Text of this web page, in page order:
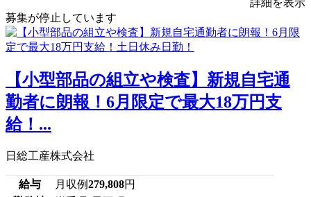
募集が停止しています
【小型部品の組立や検査】新規自宅通
勤者に朗報！6月限定で最大18万円支
給！...
日総工産株式会社
給与 月収例279,808円